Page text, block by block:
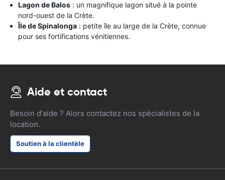
Lagon de Balos : un magnifique lagon situé à la pointe
nord-ouest de la Crète.
Île de Spinalonga : petite île au large de la Crète, connue
pour ses fortifications vénitiennes.
Aide et contact
Besoin d'aide ? Alors contactez nos spécialistes de la
location.
Soutien à la clientèle